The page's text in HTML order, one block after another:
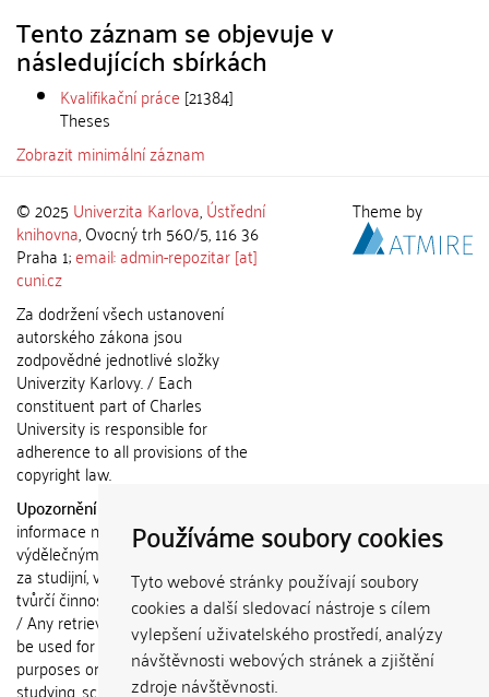
Používáme soubory cookies
Tyto webové stránky používají soubory
cookies a další sledovací nástroje s cílem
vylepšení uživatelského prostředí, analýzy
návštěvnosti webových stránek a zjištění
zdroje návštěvnosti.
Tento záznam se objevuje v
následujících sbírkách
Kvalifikační práce [21384]
Theses
Zobrazit minimální záznam
© 2025 Univerzita Karlova,Ústřední
knihovna, Ovocný trh 560/5, 116 36
Praha 1;email: admin-repozitar [at]
cuni.cz
Za dodržení všech ustanovení
autorského zákona jsou
zodpovědné jednotlivé složky
Univerzity Karlovy. / Each
constituent part of Charles
University is responsible for
adherence to all provisions of the
copyright law.
Upozornění / Notice:
informace nemohou být použity k
výdělečným účelům nebo vydávány
za studijní, vědeckou nebo jinou
tvůrčí činnost jiné osoby než autora.
/ Any retrieved information shall not
be used for any commercial
purposes or claimed as results of
studying, scientific or any other
Theme by